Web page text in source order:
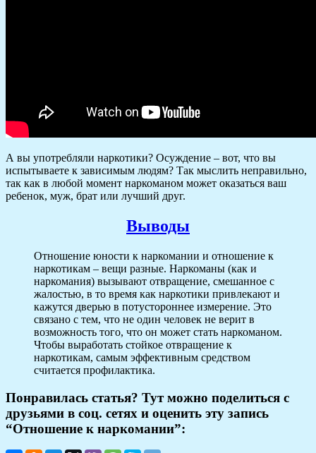
А вы употребляли наркотики? Осуждение – вот, что вы
испытываете к зависимым людям? Так мыслить неправильно,
так как в любой момент наркоманом может оказаться ваш
ребенок, муж, брат или лучший друг.
Выводы
Отношение юности к наркомании и отношение к
наркотикам – вещи разные. Наркоманы (как и
наркомания) вызывают отвращение, смешанное с
жалостью, в то время как наркотики привлекают и
кажутся дверью в потустороннее измерение. Это
связано с тем, что не один человек не верит в
возможность того, что он может стать наркоманом.
Чтобы выработать стойкое отвращение к
наркотикам, самым эффективным средством
считается профилактика.
Понравилась статья? Тут можно поделиться с
друзьями в соц. сетях и оценить эту запись
“Отношение к наркомании”: